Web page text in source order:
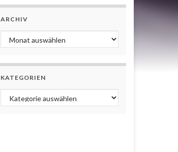
ARCHIV
Archiv
KATEGORIEN
Kategorien